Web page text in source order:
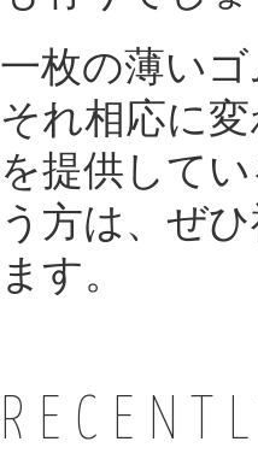
一枚の薄い
それ相応に
を提供して
う方は、ぜ
ます。